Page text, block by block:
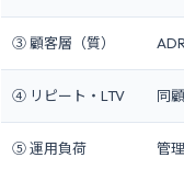
③ 顧客層（質）
④ リピート・LTV 同
⑤ 運用負荷 管